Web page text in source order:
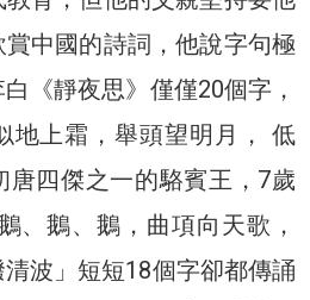
中國的詩詞，他說字句極
《靜夜思》僅僅20個字，
地上霜，舉頭望明月， 低
唐四傑之一的駱賓王，7歲
、鵝、鵝，曲項向天歌，
波」短短18個字卻都傳誦